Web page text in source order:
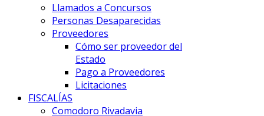
Llamados a Concursos
Personas Desaparecidas
Proveedores
Cómo ser proveedor del
Estado
Pago a Proveedores
Licitaciones
FISCALÍAS
Comodoro Rivadavia